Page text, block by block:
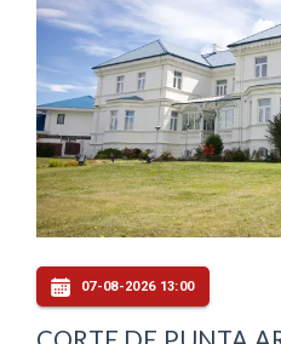
07-08-2026 13:00